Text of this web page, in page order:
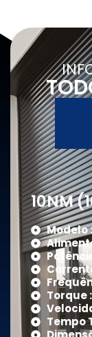
10NM
Modelo :
Torque :
Tempo